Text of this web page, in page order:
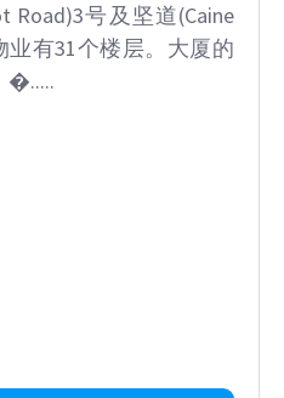
Road)3号及坚道(Caine
业有31个楼层。大厦的
�.....